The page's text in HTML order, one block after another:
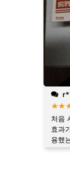
처음
효과
용했